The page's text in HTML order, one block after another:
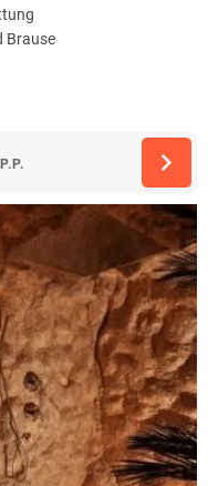
Brause
P.P.